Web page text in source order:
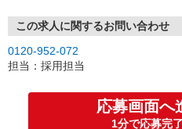
*当社の正社員としてご入社いた
*辞令の授与、オリエンテーショ
▼配属先の決定（★）
*当社が配属先を決定します。
▼就業開始
*配属先にて、当社の派遣スタッ
この求人に関するお問い合わせ
0120-952-072
担当：採用担当
応募画面へ
1分で応募完